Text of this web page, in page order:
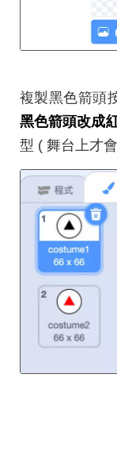
複製黑色箭頭
黑色箭頭改成
型 ( 舞台上才